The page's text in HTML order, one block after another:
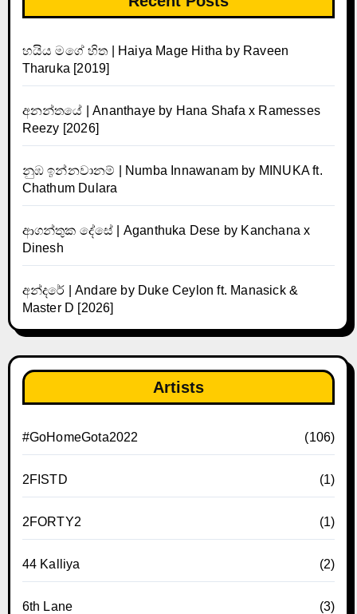
හයිය මගේ හිත | Haiya Mage Hitha by Raveen
Tharuka [2019]
අනන්තයේ | Ananthaye by Hana Shafa x Ramesses
Reezy [2026]
නුඹ ඉන්නවානම් | Numba Innawanam by MINUKA ft.
Chathum Dulara
ආගන්තුක දේසේ | Aganthuka Dese by Kanchana x
Dinesh
අන්දරේ | Andare by Duke Ceylon ft. Manasick &
Master D [2026]
Artists
#GoHomeGota2022 (106)
2FISTD (1)
2FORTY2 (1)
44 Kalliya (2)
6th Lane (3)